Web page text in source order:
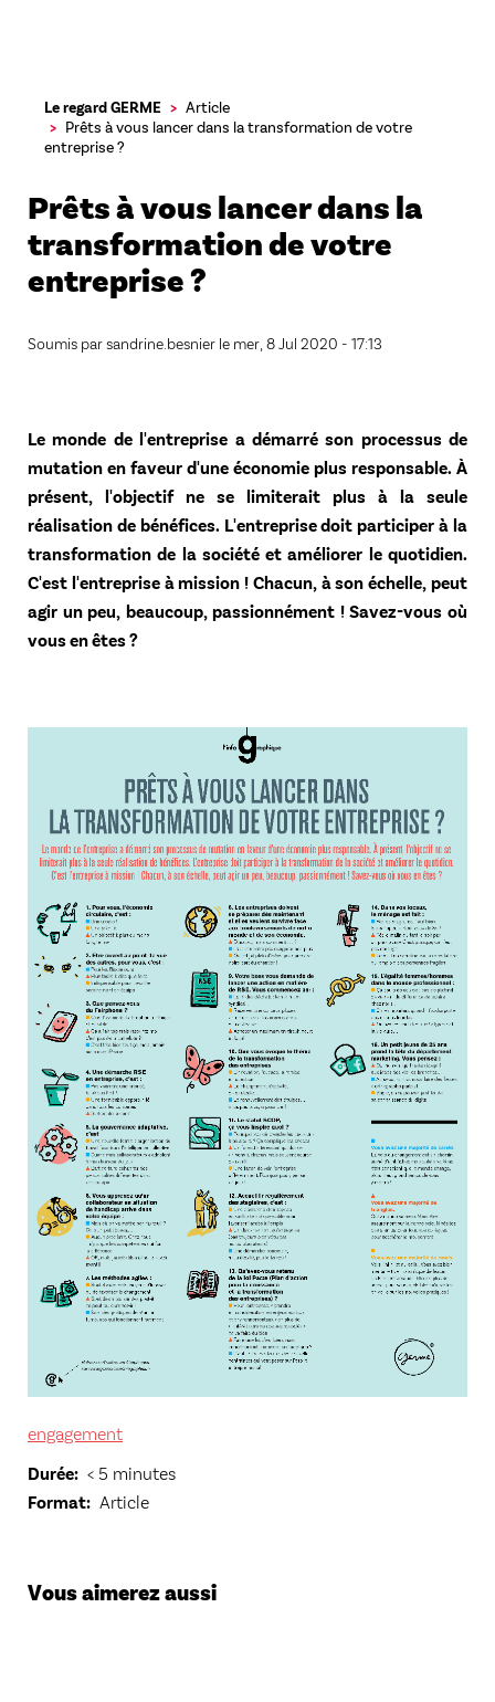
contenu
principal
Le regard GERME
Article
Prêts à vous lancer dans la transformation de votre
entreprise ?
Prêts à vous lancer dans la
transformation de votre
entreprise ?
Soumis parsandrine.besnier le mer, 8 Jul 2020 - 17:13
Le monde de l'entreprise a démarré son processus de
mutation en faveur d'une économie plus responsable. À
présent, l'objectif ne se limiterait plus à la seule
réalisation de bénéfices. L'entreprise doit participer à la
transformation de la société et améliorer le quotidien.
C'est l'entreprise à mission ! Chacun, à son échelle, peut
agir un peu, beaucoup, passionnément ! Savez-vous où
vous en êtes ?
engagement
Durée
< 5 minutes
Format
Article
Vous aimerez aussi